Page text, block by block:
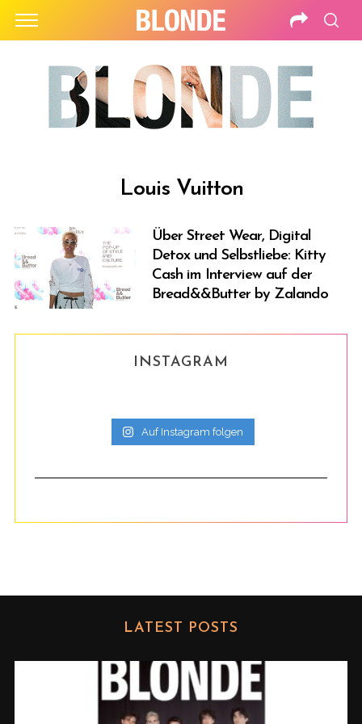
Louis Vuitton
Über Street Wear, Digital
Detox und Selbstliebe: Kitty
Cash im Interview auf der
Bread&&Butter by Zalando
INSTAGRAM
Auf Instagram folgen
LATEST POSTS